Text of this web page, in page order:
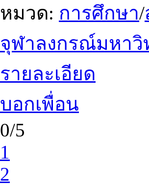
หมวด: การศึกษา/
จุฬาลงกรณ์มหาวิ
รายละเอียด
บอกเพื่อน
0/5
1
2